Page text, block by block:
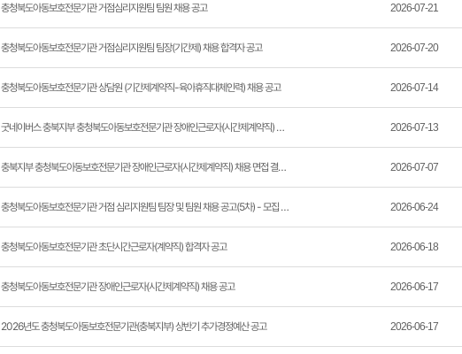
충청북도아동보호전문기관 거점심리지원팀 팀원 채용 공고 2026-07-21
충청북도아동보호전문기관 거점심리지원팀 팀장(기간제) 채용 합격자 공고 2026-07-20
충청북도아동보호전문기관 상담원 (기간제계약직-육아휴직대체인력) 채용 공고 2026-07-14
굿네이버스 충북지부 충청북도아동보호전문기관 장애인근로자(시간제계약직) 채용공고 2026-07-13
충북지부 충청북도아동보호전문기관 장애인근로자(시간제계약직) 채용 면접 결과 공지 2026-07-07
충청북도아동보호전문기관 거점 심리지원팀 팀장 및 팀원 채용 공고(5차) - 모집 완료 2026-06-24
충청북도아동보호전문기관 초단시간근로자(계약직) 합격자 공고 2026-06-18
충청북도아동보호전문기관 장애인근로자(시간제계약직) 채용 공고 2026-06-17
2026년도 충청북도아동보호전문기관(충북지부) 상반기 추가경정예산 공고 2026-06-17